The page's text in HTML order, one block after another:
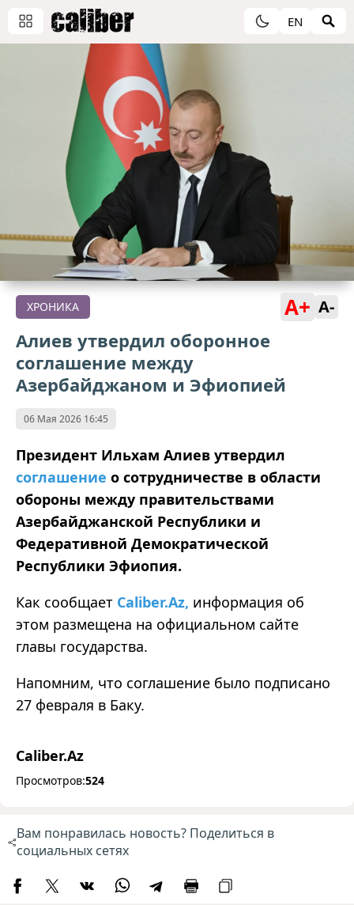
EN
ХРОНИКА A+ A-
Алиев утвердил оборонное
соглашение между
Азербайджаном и Эфиопией
06 Мая 2026 16:45
Президент Ильхам Алиев утвердил
соглашение о сотрудничестве в области
обороны между правительствами
Азербайджанской Республики и
Федеративной Демократической
Республики Эфиопия.
Как сообщает Caliber.Az, информация об
этом размещена на официальном сайте
главы государства.
Напомним, что соглашение было подписано
27 февраля в Баку.
Caliber.Az
Просмотров:524
Вам понравилась новость? Поделиться в
социальных сетях